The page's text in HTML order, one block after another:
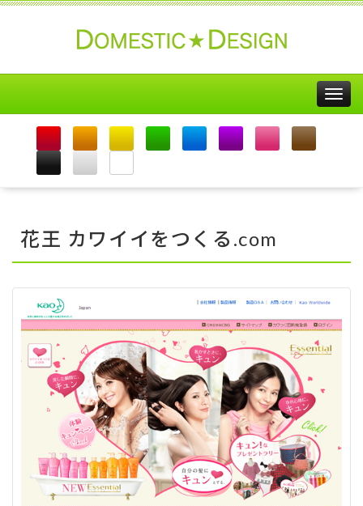
花王 カワイイをつくる.com